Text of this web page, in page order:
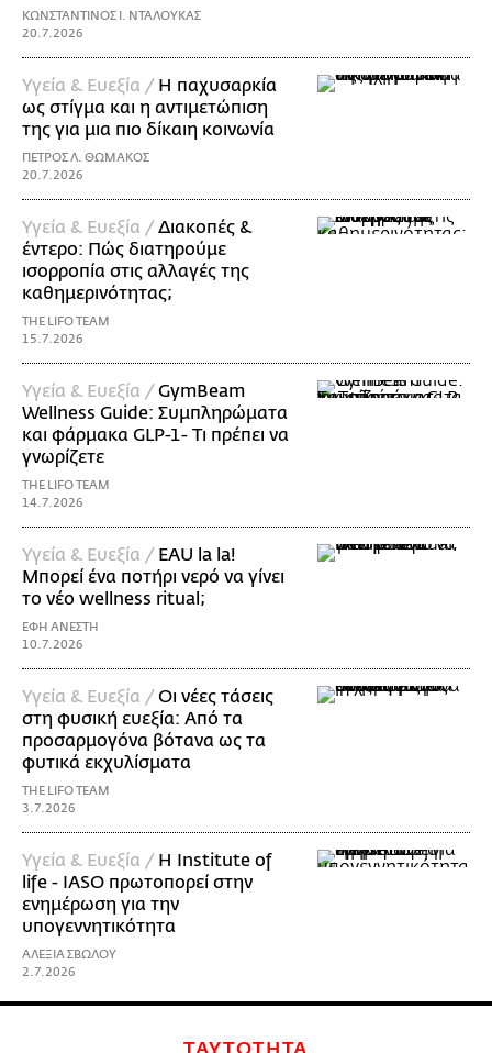
ΚΩΝΣΤΑΝΤΙΝΟΣ Ι. ΝΤΑΛΟΥΚΑΣ
20.7.2026
Υγεία & Ευεξία / Η παχυσαρκία
ως στίγμα και η αντιμετώπιση
της για μια πιο δίκαιη κοινωνία
ΠΕΤΡΟΣ Λ. ΘΩΜΑΚΟΣ
20.7.2026
Υγεία & Ευεξία /Διακοπές &
έντερο: Πώς διατηρούμε
ισορροπία στις αλλαγές της
καθημερινότητας;
THE LIFO TEAM
15.7.2026
Υγεία & Ευεξία /GymBeam
Wellness Guide: Συμπληρώματα
και φάρμακα GLP-1- Τι πρέπει να
γνωρίζετε
THE LIFO TEAM
14.7.2026
Υγεία & Ευεξία / EAU la la!
Μπορεί ένα ποτήρι νερό να γίνει
το νέο wellness ritual;
ΕΦΗ ΑΝΕΣΤΗ
10.7.2026
Υγεία & Ευεξία /Οι νέες τάσεις
στη φυσική ευεξία: Από τα
προσαρμογόνα βότανα ως τα
φυτικά εκχυλίσματα
THE LIFO TEAM
3.7.2026
Υγεία & Ευεξία / Η Institute of
life - IASO πρωτοπορεί στην
ενημέρωση για την
υπογεννητικότητα
ΑΛΕΞΙΑ ΣΒΩΛΟΥ
2.7.2026